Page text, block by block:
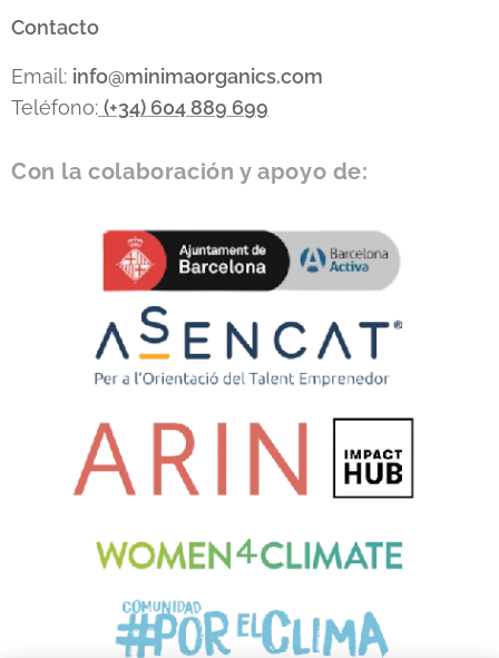
Contacto
Email: info@minimaorganics.com
Teléfono: (+34) 604 889 699
Con la colaboración y apoyo de: